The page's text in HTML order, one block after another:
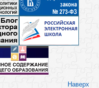
Наверх